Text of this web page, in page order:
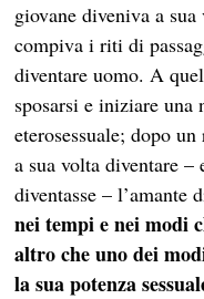
giovane diveniva a
compiva i riti di
diventare uomo. A
sposarsi e iniziare una
eterosessuale; dopo
a sua volta diventare
diventasse –
nei tempi e nei modi
altro che uno dei
la sua potenza